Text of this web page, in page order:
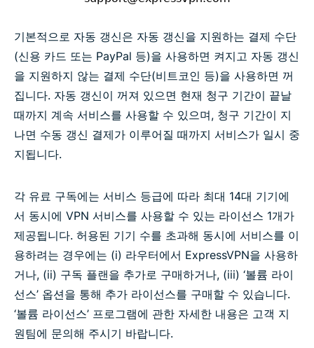
기본적으로 자동 갱신은 자동 갱신을 지원하는 결제 수단
(신용 카드 또는 PayPal 등)을 사용하면 켜지고 자동 갱신
을 지원하지 않는 결제 수단(비트코인 등)을 사용하면 꺼
집니다. 자동 갱신이 꺼져 있으면 현재 청구 기간이 끝날
때까지 계속 서비스를 사용할 수 있으며, 청구 기간이 지
나면 수동 갱신 결제가 이루어질 때까지 서비스가 일시 중
지됩니다.
각 유료 구독에는 서비스 등급에 따라 최대 14대 기기에
서 동시에 VPN 서비스를 사용할 수 있는 라이선스 1개가
제공됩니다. 허용된 기기 수를 초과해 동시에 서비스를 이
용하려는 경우에는 (i) 라우터에서 ExpressVPN을 사용하
거나, (ii) 구독 플랜을 추가로 구매하거나, (iii) ‘볼륨 라이
선스’ 옵션을 통해 추가 라이선스를 구매할 수 있습니다.
‘볼륨 라이선스’ 프로그램에 관한 자세한 내용은 고객 지
원팀에 문의해 주시기 바랍니다.